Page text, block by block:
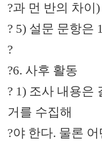
?과 먼 반의 차이)
? 5) 설문 문항은
?
?6. 사후 활동
? 1) 조사 내용은
거를 수집해
?야 한다. 물론